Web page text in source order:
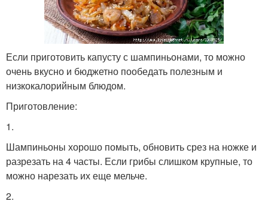
Если приготовить капусту с шампиньонами, то можно
очень вкусно и бюджетно пообедать полезным и
низкокалорийным блюдом.
Приготовление:
1.
Шампиньоны хорошо помыть, обновить срез на ножке и
разрезать на 4 часты. Если грибы слишком крупные, то
можно нарезать их еще мельче.
2.